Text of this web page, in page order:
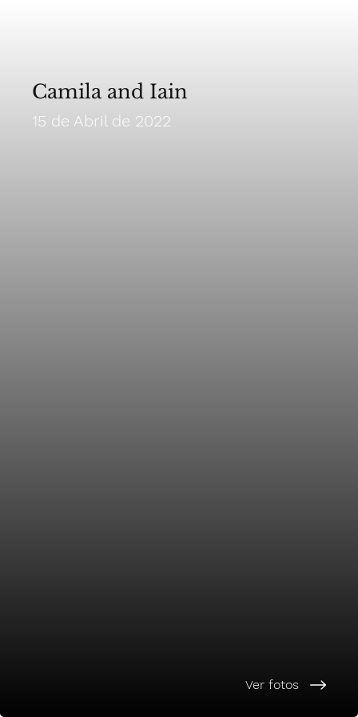
15 de Abril de 2022
Camila and Iain
Ver fotos